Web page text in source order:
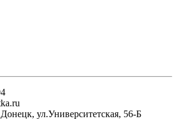
, ул.Университетская, 56-Б